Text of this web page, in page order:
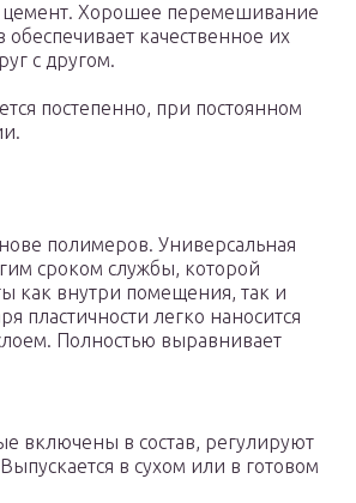
цемент. Хорошее перемешивание
обеспечивает качественное их
с другом.
постепенно, при постоянном
полимеров. Универсальная
сроком службы, которой
как внутри помещения, так и
пластичности легко наносится
Полностью выравнивает
включены в состав, регулируют
в сухом или в готовом